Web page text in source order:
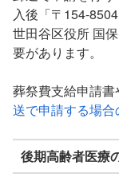
入後「〒154-
世田谷区役所 国
要があります。
葬祭費支給申請
送で申請する場
後期高齢者医療